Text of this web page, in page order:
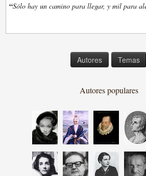
“Sólo hay un camino para llegar, y mil para
Autores Temas
Autores populares